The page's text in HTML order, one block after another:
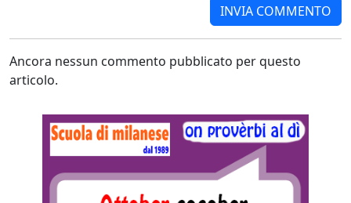
Ancora nessun commento pubblicato per questo
articolo.